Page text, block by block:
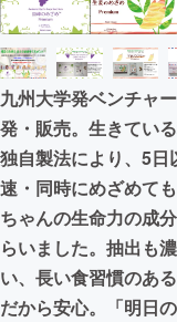
ビジネ
まちづく
CAMPFIRE
CAMPFIRE
九州大学発ベンチャ
発・販売。生きてい
独自製法により、5日
速・同時にめざめて
ちゃんの生命力の成
らいました。抽出も
い、長い食習慣のあ
だから安心。「明日